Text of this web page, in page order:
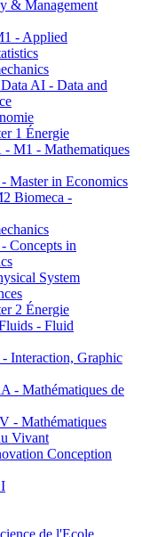
& Management
- Applied
AI - Data and
1 Énergie
M1 - Mathematiques
in Economics
Biomeca -
Concepts in
System
2 Énergie
- Fluid
Interaction, Graphic
- Mathématiques de
- Mathématiques
Vivant
Conception
de l'Ecole